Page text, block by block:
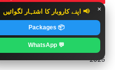
× 📢 اپنے کاروبار کا اشتہار لگوائیں
📦 Packages
💬 WhatsApp
ARCHIVES
2025